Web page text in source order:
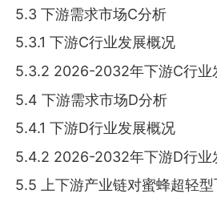
5.3 下游需求市场C分析
5.3.1 下游C行业发展概况
5.3.2 2026-2032年下游C行业
5.4 下游需求市场D分析
5.4.1 下游D行业发展概况
5.4.2 2026-2032年下游D行业
5.5 上下游产业链对蜜蜂超轻